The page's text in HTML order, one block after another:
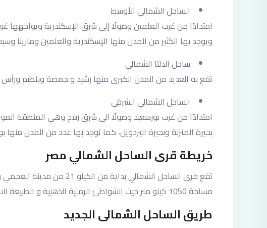
الساحل الشمالي الأوسط
امتدادًا من غرب العلمين وصولًا إلى شرق الإسكندرية ويواجهها
ويوجد بها الكثير من المدن منها الإسكندرية والعلمين ومارينا
ساحل الدلتا الشمالي
تقع به العديد من المدن الكبرى منها رشيد و جمصة وبلطيم ورأس
الساحل الشمالي الشرقي
امتدادًا من غرب بورسعيد وصولًا الى شرق رفح وهي المنطقة
بحيرة المنزلة وبحيرة البردويل، كما توجد بها عدد من المدن
خريطة قرى الساحل الشمالي مصر
تقع قرى الساحل الشمالي
مساحة 1050 كيلو متر حيث الشواطئ الرملية الذهبية و الطبيعة الساحرة.
طريق الساحل الشمالى الجديد